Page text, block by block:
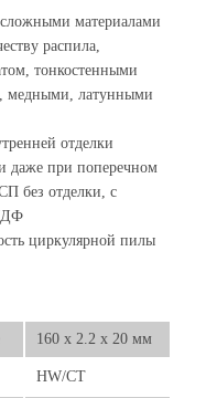
материалами
распила,
тонкостенными
латунными
отделки
даже при поперечном
без отделки, с
циркулярной пилы
160 x 2.2 x 20 мм
HW/CT